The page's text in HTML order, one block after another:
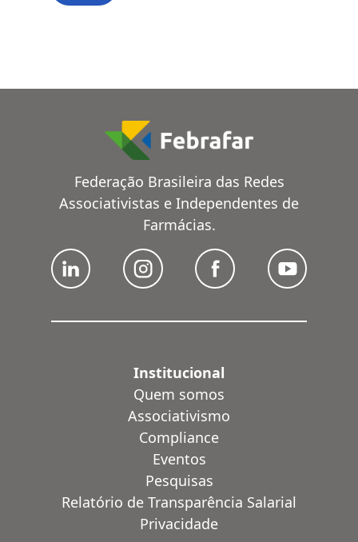
Federação Brasileira das Redes
Associativistas e Independentes de
Farmácias.
Institucional
Quem somos
Associativismo
Compliance
Eventos
Pesquisas
Relatório de Transparência Salarial
Privacidade